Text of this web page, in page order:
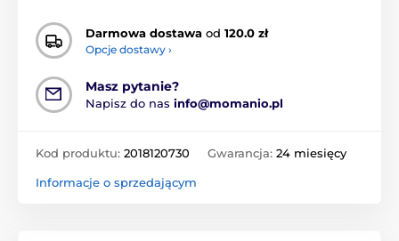
Darmowa dostawa od 120.0 zł
Opcje dostawy ›
Masz pytanie?
Napisz do nas info@momanio.pl
Kod produktu: 2018120730 Gwarancja: 24 miesięcy
Informacje o sprzedającym